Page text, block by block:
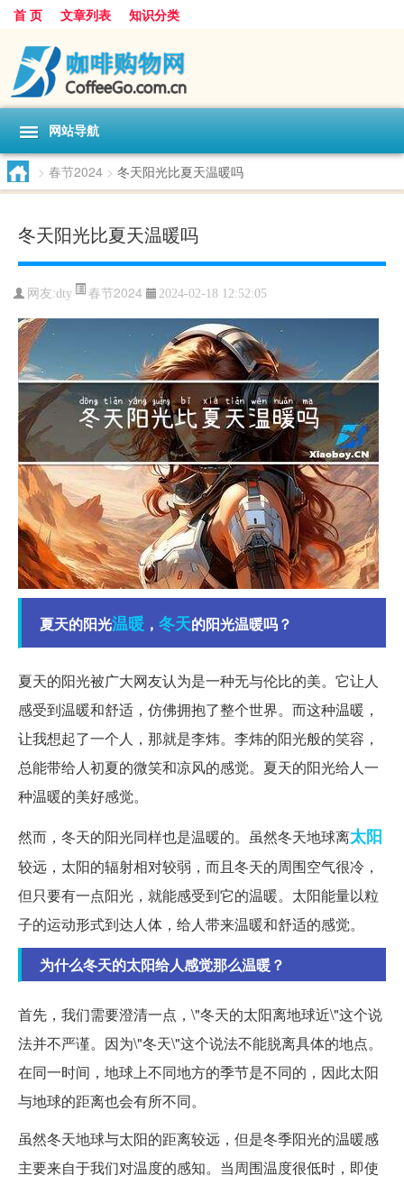
首 页 文章列表 知识分类
网站导航
> 春节2024 > 冬天阳光比夏天温暖吗
冬天阳光比夏天温暖吗
网友:dty 春节2024 2024-02-18 12:52:05
夏天的阳光温暖 ， 冬天的阳光温暖吗？
夏天的阳光被广大网友认为是一种无与伦比的美。它让人
感受到温暖和舒适，仿佛拥抱了整个世界。而这种温暖，
让我想起了一个人，那就是李炜。李炜的阳光般的笑容，
总能带给人初夏的微笑和凉风的感觉。夏天的阳光给人一
种温暖的美好感觉。
然而，冬天的阳光同样也是温暖的。虽然冬天地球离太阳
较远，太阳的辐射相对较弱，而且冬天的周围空气很冷，
但只要有一点阳光，就能感受到它的温暖。太阳能量以粒
子的运动形式到达人体，给人带来温暖和舒适的感觉。
为什么冬天的太阳给人感觉那么温暖？
首先，我们需要澄清一点，\"冬天的太阳离地球近\"这个说
法并不严谨。因为\"冬天\"这个说法不能脱离具体的地点。
在同一时间，地球上不同地方的季节是不同的，因此太阳
与地球的距离也会有所不同。
虽然冬天地球与太阳的距离较远，但是冬季阳光的温暖感
主要来自于我们对温度的感知。当周围温度很低时，即使